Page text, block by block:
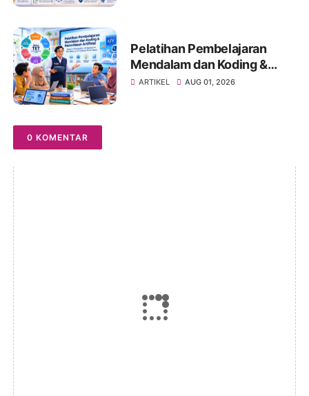
Pelatihan Pembelajaran
Mendalam dan Koding &
Kecerdasan Artifisial:
ARTIKEL AUG 01, 2026
0 KOMENTAR